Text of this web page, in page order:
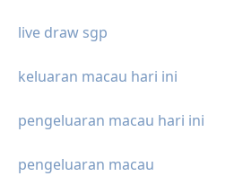
live draw sgp
keluaran macau hari ini
pengeluaran macau hari ini
pengeluaran macau